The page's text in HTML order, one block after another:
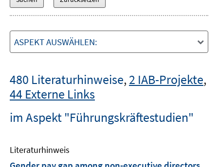
ASPEKT AUSWÄHLEN:
480 Literaturhinweise,2 IAB-Projekte,
44 Externe Links
im Aspekt "Führungskräftestudien"
Literaturhinweis